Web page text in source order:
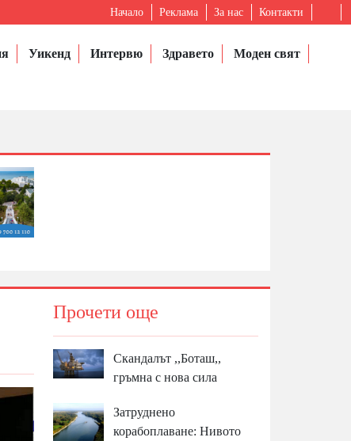
Начало Реклама За нас Контакти
Уикенд Интервю Здравето
Моден свят
Прочети още
Скандалът ,,Боташ,,
гръмна с нова сила
Затруднено
корабоплаване: Нивото